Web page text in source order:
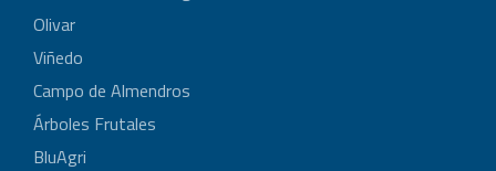
Olivar
Viñedo
Campo de Almendros
Árboles Frutales
BluAgri